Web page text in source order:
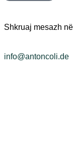
Shkruaj mesazh në
info@antoncoli.de